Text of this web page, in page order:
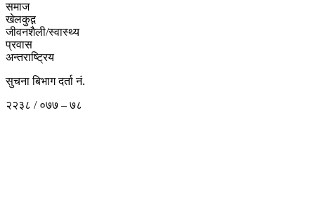
समाज
खेलकुद़़
जीवनशैली/स्वास्थ्य
प्रवास
अन्तराष्ट्रिय
सुचना बिभाग दर्ता नं.
२२३८ / ०७७ – ७८